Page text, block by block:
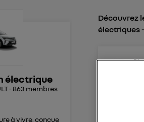
électrique
-863 membres
à vivre, conçue
Découvrez
électriques